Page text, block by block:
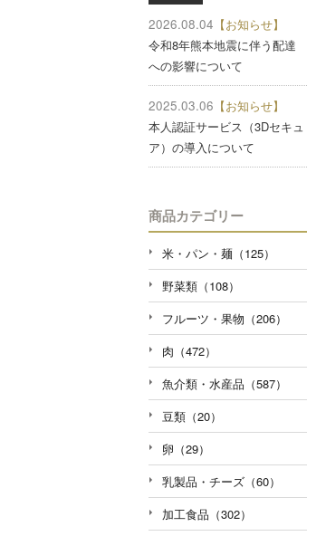
2026.08.04 【お知らせ】
令和8年熊本地震に伴う配達
への影響について
2025.03.06 【お知らせ】
本人認証サービス（3Dセキュ
ア）の導入について
商品カテゴリー
米・パン・麺（125）
野菜類（108）
フルーツ・果物（206）
肉（472）
魚介類・水産品（587）
豆類（20）
卵（29）
乳製品・チーズ（60）
加工食品（302）